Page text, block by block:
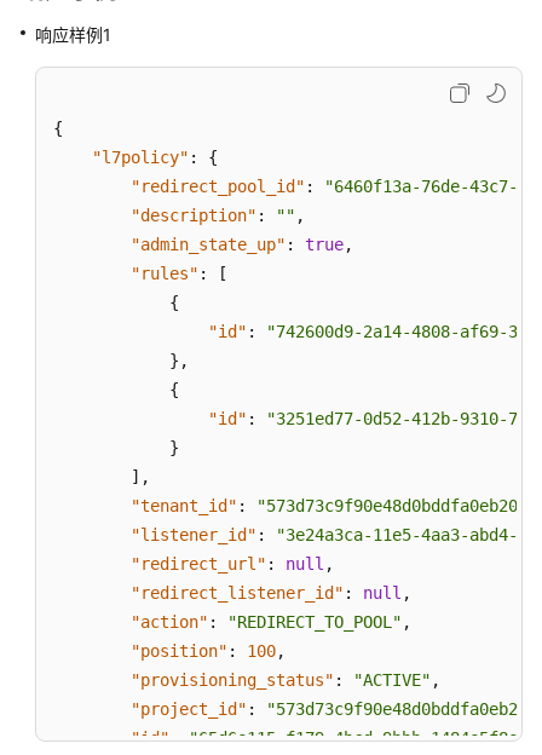
响应样例1
{
"l7policy" :
{
"redirect_pool_id" :
"6460f13a-76de-43c7-
"description" : "" ,
"admin_state_up" : true,
"rules" :
[
{
"id" :
"742600d9-2a14-4808-af69-
} ,
{
"id" :
"3251ed77-0d52-412b-9310-
}
] ,
"tenant_id" :
"listener_id" :
"3e24a3ca-11e5-4aa3-abd4-
"redirect_url" : null ,
"redirect_listener_id" : null ,
"action" : "REDIRECT_TO_POOL" ,
"position" : 100,
"provisioning_status" : "ACTIVE" ,
"project_id" :
"id": "65d6e115-f179-4bcd-9bbb-